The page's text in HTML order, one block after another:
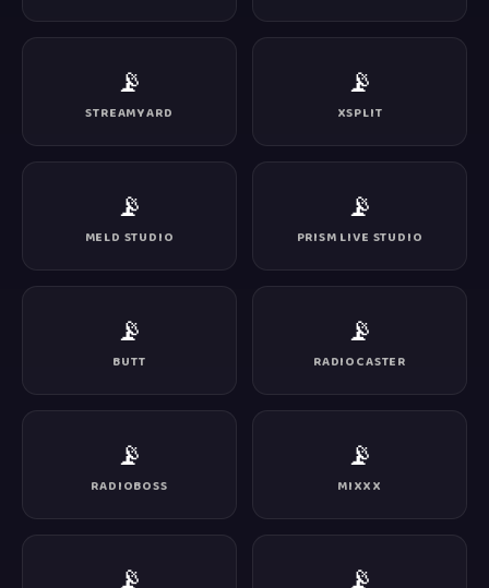
📡
STREAMYARD
📡
XSPLIT
📡
MELD STUDIO
📡
PRISM LIVE STUDIO
📡
BUTT
📡
RADIOCASTER
📡
RADIOBOSS
📡
MIXXX